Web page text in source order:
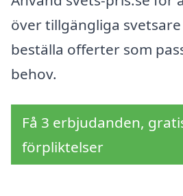
över tillgängliga
beställa offerter som
behov.
Få 3 erbjudanden,
förpliktelser